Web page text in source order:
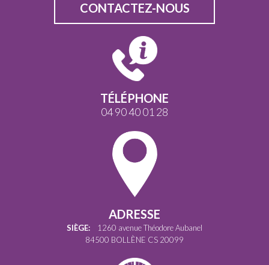
CONTACTEZ-NOUS
TÉLÉPHONE
04 90 40 01 28
ADRESSE
SIÈGE: 1260 avenue Théodore Aubanel
84500 BOLLÈNE CS 20099